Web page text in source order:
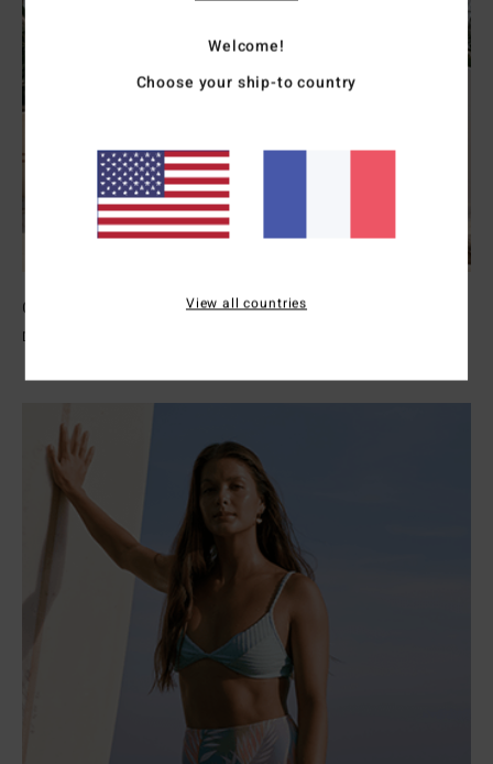
Combinaisons Femme
Découvrir
Welcome!
Choose your ship-to country
View all countries